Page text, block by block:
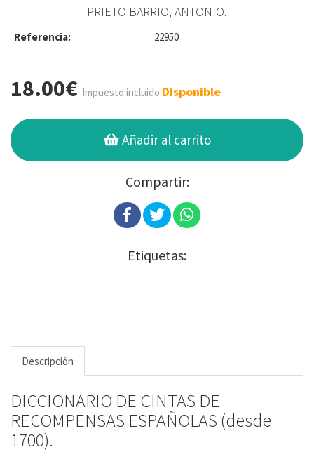
PRIETO BARRIO, ANTONIO.
Referencia: 22950
18.00€ Impuesto incluido Disponible
Añadir al carrito
Compartir:
Etiquetas:
Descripción
DICCIONARIO DE CINTAS DE
RECOMPENSAS ESPAÑOLAS (desde
1700).